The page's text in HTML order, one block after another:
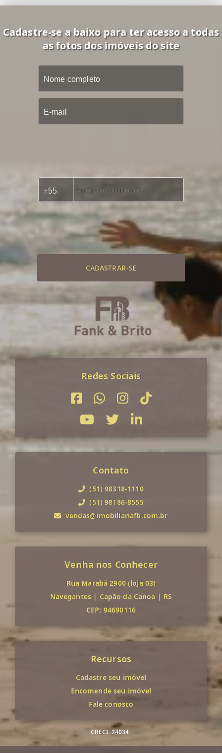
Cadastre-se a baixo para ter acesso a todas
as fotos dos imóveis do site
CADASTRAR-SE
Redes Sociais
Contato
(51) 98318-1110
(51) 98186-8555
vendas@imobiliariafb.com.br
Venha nos Conhecer
Rua Marabá 2900 (loja 03)
Navegantes | Capão da Canoa | RS
CEP: 94690116
Recursos
Cadastre seu imóvel
Encomende seu imóvel
Fale conosco
CRECI 24034